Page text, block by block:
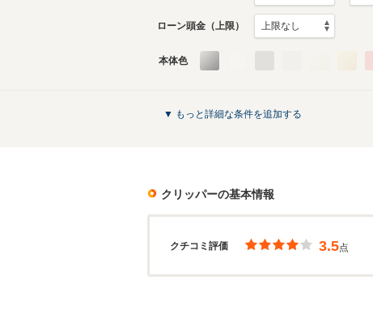
ローン頭金（上限）
本体色
▼ もっと詳細な条件を追加する
クリッパーの基本情報
クチコミ評価 3.5点